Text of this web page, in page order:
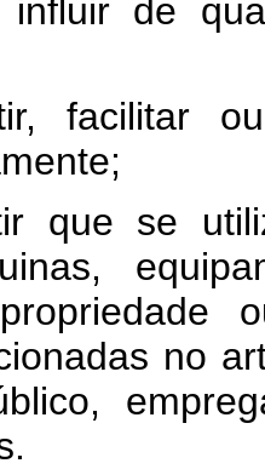
influir de
facilitar
que se
no